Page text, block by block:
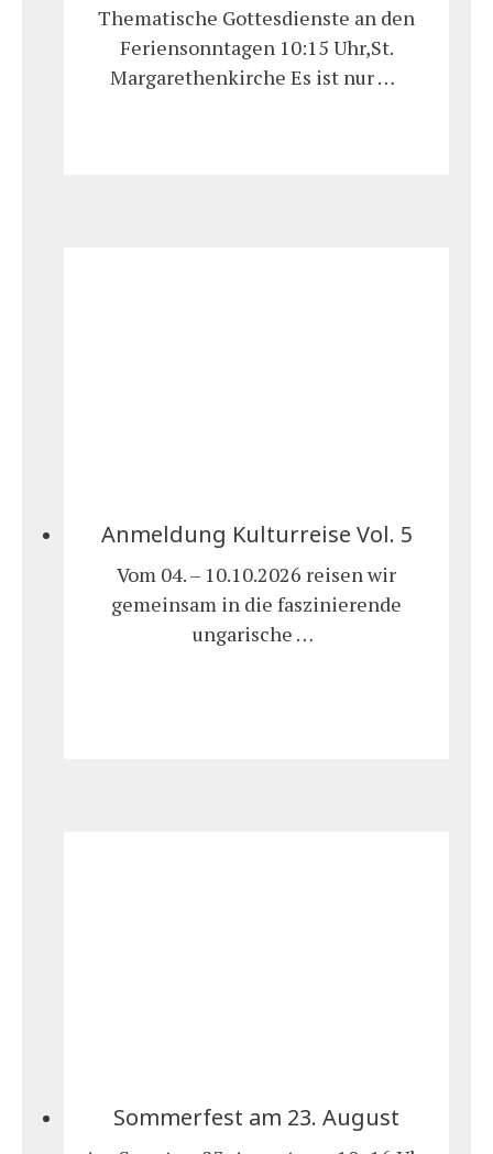
Thematische Gottesdienste an den
Feriensonntagen 10:15 Uhr,St.
Margarethenkirche Es ist nur …
Anmeldung Kulturreise Vol. 5
Vom 04. – 10.10.2026 reisen wir
gemeinsam in die faszinierende
ungarische …
Sommerfest am 23. August